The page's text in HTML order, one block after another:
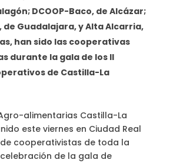
DCOOP-Baco, de Alcázar;
de Guadalajara, y Alta Alcarria,
han sido las cooperativas
durante la gala de los II
de Castilla-La
alimentarias Castilla-La
este viernes en Ciudad Real
cooperativistas de toda la
de la gala de